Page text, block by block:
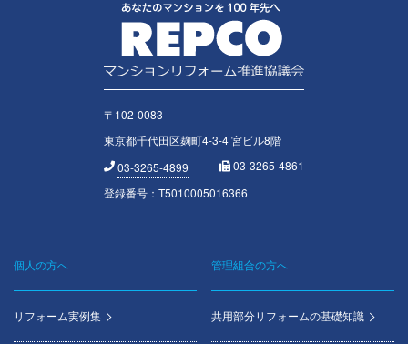
〒102-0083
東京都千代田区麹町4-3-4 宮ビル8階
03-3265-4899
03-3265-4861
登録番号：T5010005016366
Footer
menu
個人の方へ
リフォーム実例集
管理組合の方へ
共用部分リフォームの基礎知識